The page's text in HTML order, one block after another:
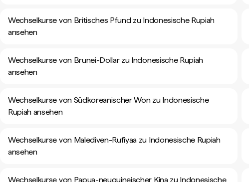
Wechselkurse von Britisches Pfund zu Indonesische Rupiah
ansehen
Wechselkurse von Brunei-Dollar zu Indonesische Rupiah
ansehen
Wechselkurse von Südkoreanischer Won zu Indonesische
Rupiah ansehen
Wechselkurse von Malediven-Rufiyaa zu Indonesische Rupiah
ansehen
Wechselkurse von Papua-neuguineischer Kina zu Indonesische